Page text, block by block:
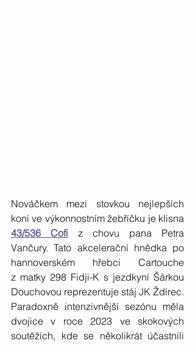
Nováčkem mezi stovkou nejlepších
43/536 Cofi z chovu pana Petra
Vančury. Tato akcelerační hnědka po
hannoverském hřebci Cartouche
z matky 298 Fidji-K s jezdkyní Šárkou
Douchovou reprezentuje stáj JK Ždírec.
Paradoxně intenzivnější sezónu měla
dvojice v roce 2023 ve skokových
soutěžích, kde se několikrát účastnili